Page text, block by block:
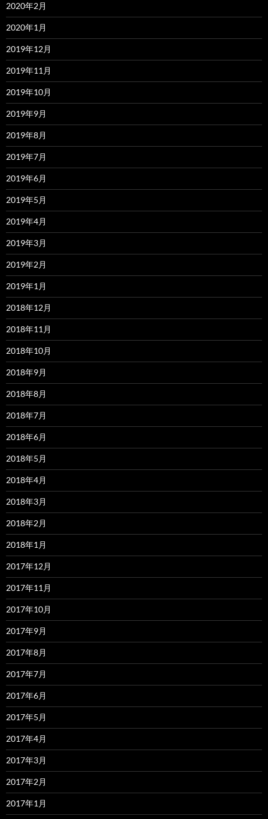
2020年2月
2020年1月
2019年12月
2019年11月
2019年10月
2019年9月
2019年8月
2019年7月
2019年6月
2019年5月
2019年4月
2019年3月
2019年2月
2019年1月
2018年12月
2018年11月
2018年10月
2018年9月
2018年8月
2018年7月
2018年6月
2018年5月
2018年4月
2018年3月
2018年2月
2018年1月
2017年12月
2017年11月
2017年10月
2017年9月
2017年8月
2017年7月
2017年6月
2017年5月
2017年4月
2017年3月
2017年2月
2017年1月